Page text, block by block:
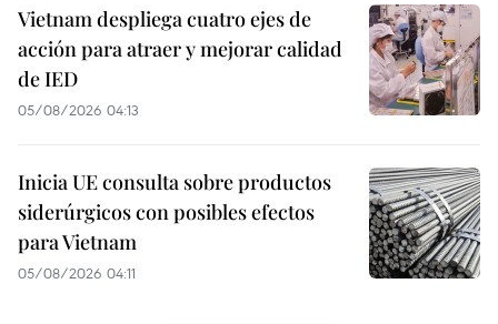
Vietnam despliega cuatro ejes de
acción para atraer y mejorar calidad
de IED
05/08/2026 04:13
Inicia UE consulta sobre productos
siderúrgicos con posibles efectos
para Vietnam
05/08/2026 04:11